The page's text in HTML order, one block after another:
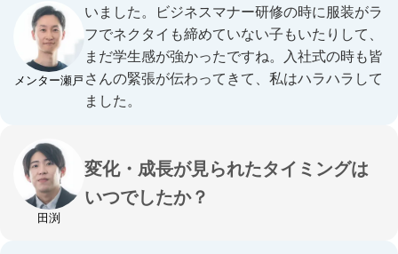
メンター瀬戸
いました。ビジネスマナー研修の時に服装がラ
フでネクタイも締めていない子もいたりして、
まだ学生感が強かったですね。入社式の時も皆
さんの緊張が伝わってきて、私はハラハラして
ました。
田渕
変化・成長が見られたタイミングは
いつでしたか？